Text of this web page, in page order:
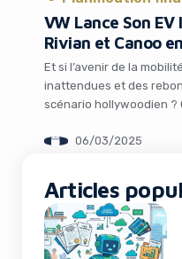
VW Lance Son EV
Rivian et Canoo
Et si l’avenir de la
inattendues et des
scénario hollywoodien ?
: Volkswagen dévoile
06/03/2025
Articles
using an